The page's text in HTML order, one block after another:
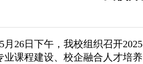
5月26日下午，我校组织召开
业课程建设、校企融合人才培